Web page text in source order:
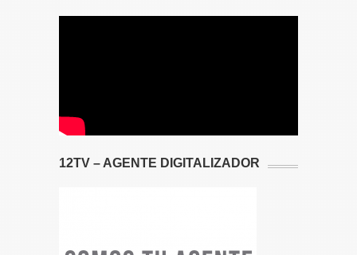
12TV – AGENTE DIGITALIZADOR